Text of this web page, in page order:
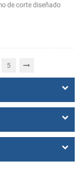
de corte diseñado
5